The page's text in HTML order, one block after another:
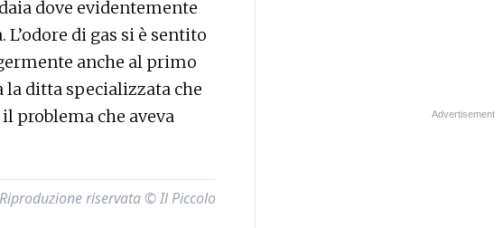
dove evidentemente
di gas si è sentito
anche al primo
ditta specializzata che
problema che aveva
Riproduzione riservata © Il Piccolo